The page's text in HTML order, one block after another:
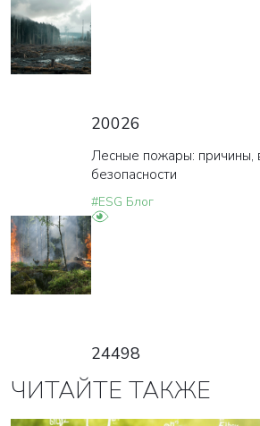
20026
Лесные пожары: причины,
безопасности
#ESG Блог
24498
ЧИТАЙТЕ ТАКЖЕ